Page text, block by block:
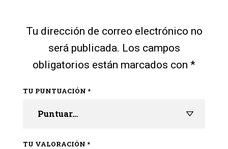
Tu dirección de correo electrónico no
será publicada. Los campos
obligatorios están marcados con *
TU PUNTUACIÓN *
TU VALORACIÓN *